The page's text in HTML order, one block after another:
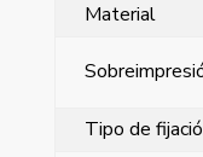
Material
Tipo de